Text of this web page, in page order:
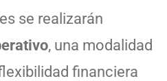
se realizarán
, una modalidad
financiera